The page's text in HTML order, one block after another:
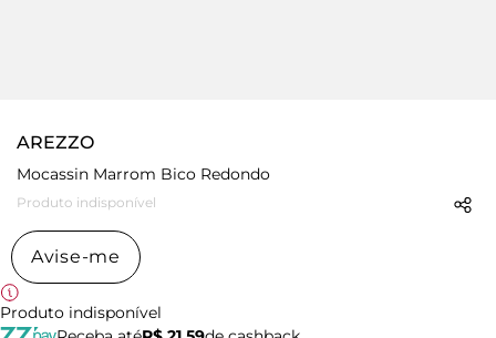
AREZZO
Mocassin Marrom Bico Redondo
Produto indisponível
Avise-me
Produto indisponível